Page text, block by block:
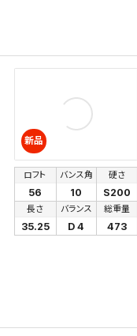
新品
ロフト
56
バンス角
10
硬さ
S200
長さ
35.25
バランス
D 4
総重量
473